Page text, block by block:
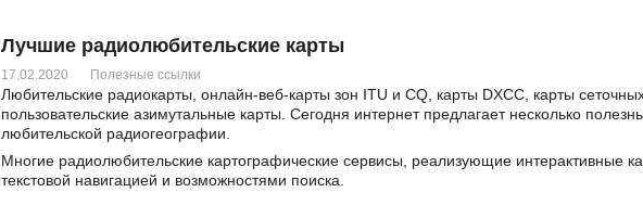
Лучшие радиолюбительские карты
17.02.2020 Полезные ссылки
Любительские радиокарты, онлайн-веб-карты зон ITU и CQ, карты DXCC, карты
пользовательские азимутальные карты. Сегодня интернет предлагает несколько
любительской радиогеографии.
Многие радиолюбительские картографические сервисы, реализующие интерактивные
текстовой навигацией и возможностями поиска.